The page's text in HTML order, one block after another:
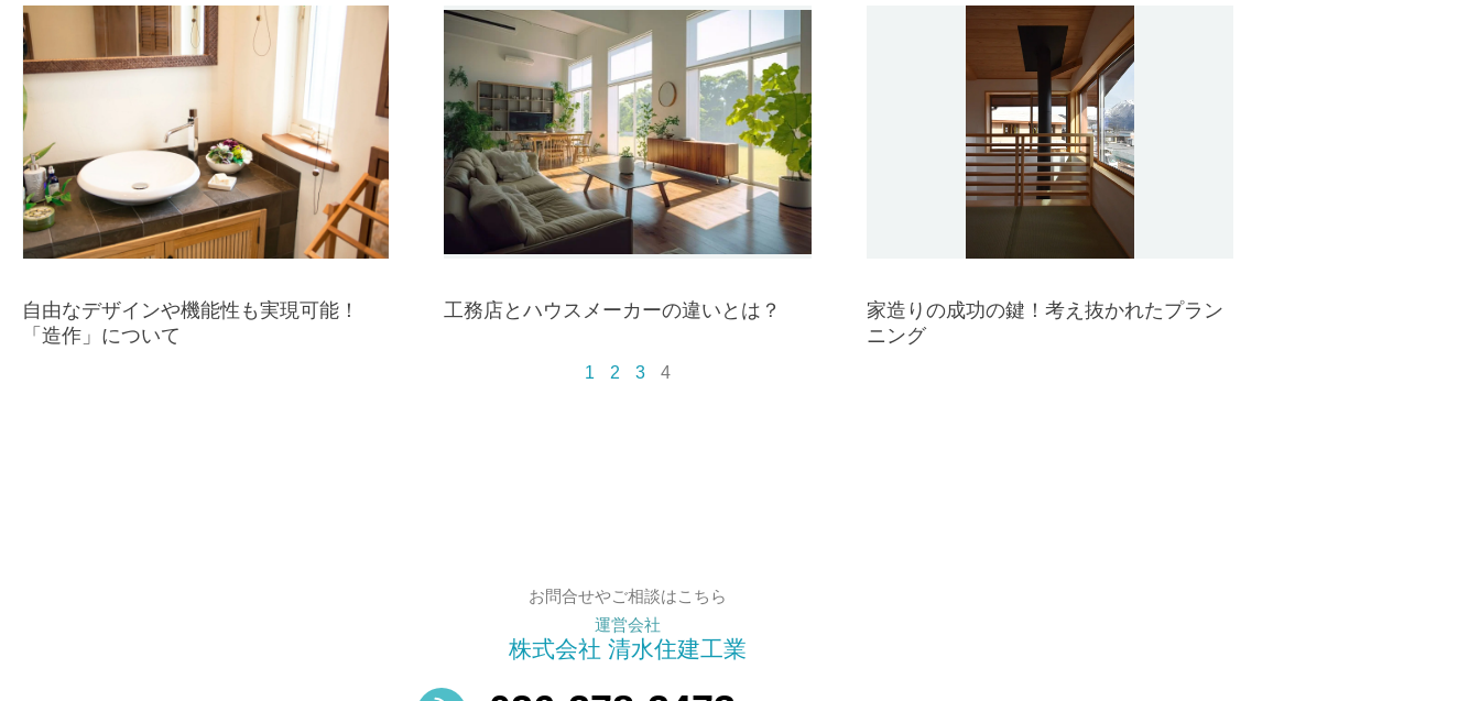
自由なデザインや機能性も実現可能！
「造作」について
工務店とハウスメーカーの違いとは？
家造りの成功の鍵！考え抜かれたプラン
ニング
1 2 3 4
お問合せやご相談はこちら
運営会社
株式会社 清水住建工業